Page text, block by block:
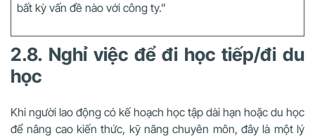
bất kỳ vấn đề nào với công ty.”
2.8. Nghỉ việc để đi học tiếp/đi du
học
Khi người lao động có kế hoạch học tập dài hạn hoặc du học
để nâng cao kiến thức, kỹ năng chuyên môn, đây là một lý